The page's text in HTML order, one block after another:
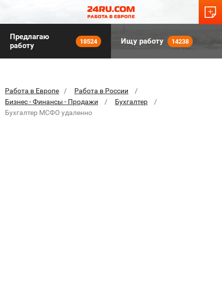
Предлагаю
работу
18524 Ищу работу 14238
Работа в Европе
Работа в России
Бизнес - Финансы - Продажи
Бухгалтер
Бухгалтер МСФО удаленно